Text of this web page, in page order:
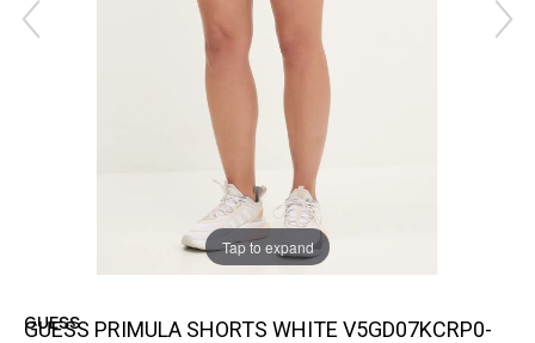
Tap to expand
GUESS
GUESS PRIMULA SHORTS WHITE V5GD07KCRP0-